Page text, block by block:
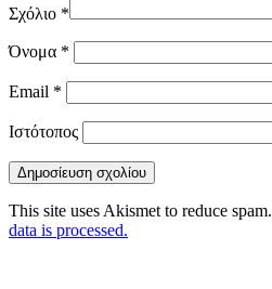
Σχόλιο *
Όνομα *
Email *
Ιστότοπος
This site uses Akismet to reduce spam.
data is processed.